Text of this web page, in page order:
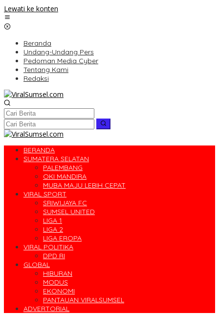
Lewati ke konten
Beranda
Undang-Undang Pers
Pedoman Media Cyber
Tentang Kami
Redaksi
BERANDA
SUMATERA SELATAN
PALEMBANG
OKI MANDIRA
MUBA MAJU LEBIH CEPAT
VIRAL SPORT
SRIWIJAYA FC
SUMSEL UNITED
LIGA 1
LIGA 2
LIGA EROPA
VIRAL POLITIKA
DPD RI
GLOBAL
HIBURAN
MODUS
EKONOMI
PANTAUAN VIRALSUMSEL
ADVERTORIAL